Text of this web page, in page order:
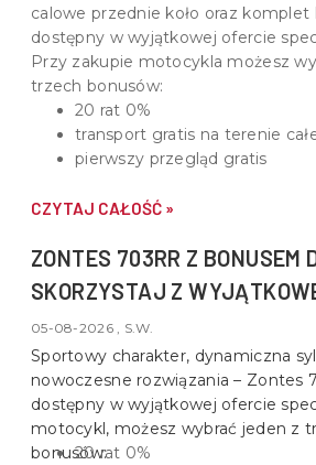
calowe przednie koło oraz komplet
dostępny w wyjątkowej ofercie
Przy zakupie motocykla możesz
trzech bonusów:
20 rat 0%
transport gratis na terenie
pierwszy przegląd gratis
CZYTAJ CAŁOŚĆ »
ZONTES 703RR Z BONUSEM
SKORZYSTAJ Z
05-08-2026 , S.W.
Sportowy charakter, dynamiczna
nowoczesne rozwiązania – Zontes
dostępny w wyjątkowej ofercie
motocykl, możesz wybrać jeden z
bonusów:20 rat 0%